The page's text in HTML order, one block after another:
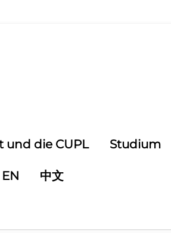
und die CUPL Studium
EN 中文